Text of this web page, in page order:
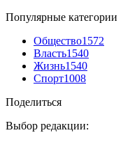
Популярные категории
Общество1572
Власть1540
Жизнь1540
Спорт1008
Поделиться
Выбор редакции: